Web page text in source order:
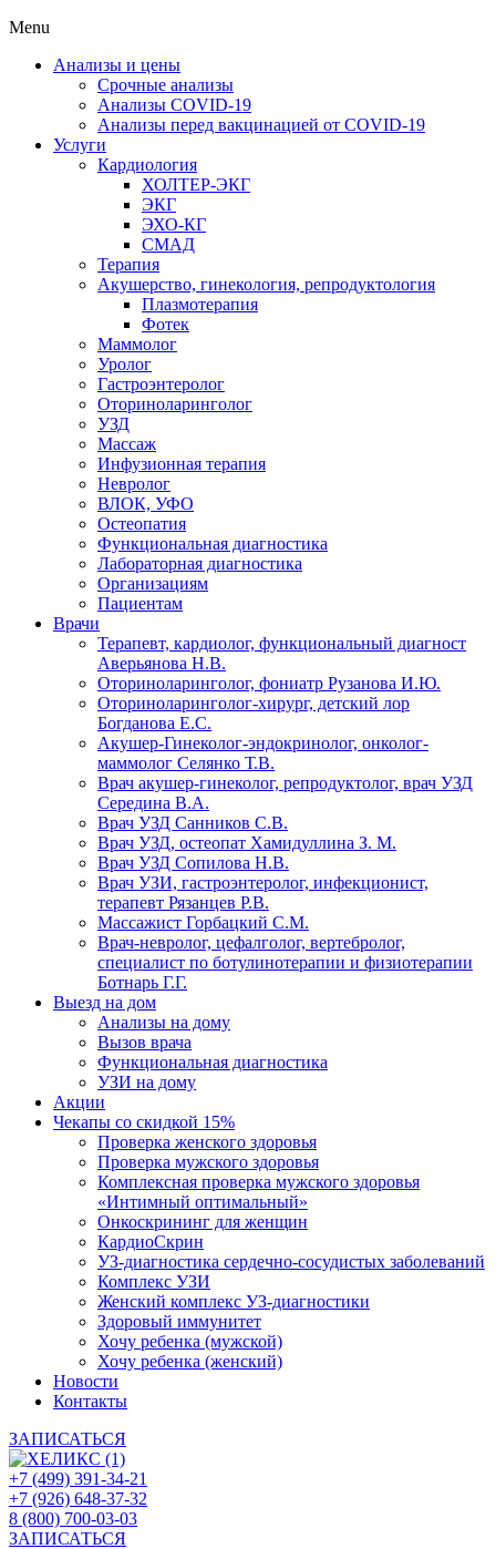
Menu
Анализы и цены
Срочные анализы
Анализы COVID-19
Анализы перед вакцинацией от COVID-19
Услуги
Кардиология
ХОЛТЕР-ЭКГ
ЭКГ
ЭХО-КГ
СМАД
Терапия
Акушерство, гинекология, репродуктология
Плазмотерапия
Фотек
Маммолог
Уролог
Гастроэнтеролог
Оториноларинголог
УЗД
Массаж
Инфузионная терапия
Невролог
ВЛОК, УФО
Остеопатия
Функциональная диагностика
Лабораторная диагностика
Организациям
Пациентам
Врачи
Терапевт, кардиолог, функциональный диагност
Аверьянова Н.В.
Оториноларинголог, фониатр Рузанова И.Ю.
Оториноларинголог-хирург, детский лор
Богданова Е.С.
Акушер-Гинеколог-эндокринолог, онколог-
маммолог Селянко Т.В.
Врач акушер-гинеколог, репродуктолог, врач УЗД
Середина В.А.
Врач УЗД Санников С.В.
Врач УЗД, остеопат Хамидуллина З. М.
Врач УЗД Сопилова Н.В.
Врач УЗИ, гастроэнтеролог, инфекционист,
терапевт Рязанцев Р.В.
Массажист Горбацкий С.М.
Врач-невролог, цефалголог, вертебролог,
специалист по ботулинотерапии и физиотерапии
Ботнарь Г.Г.
Выезд на дом
Анализы на дому
Вызов врача
Функциональная диагностика
УЗИ на дому
Акции
Чекапы со скидкой 15%
Проверка женского здоровья
Проверка мужского здоровья
Комплексная проверка мужского здоровья
«Интимный оптимальный»
Онкоcкрининг для женщин
КардиоСкрин
УЗ-диагностика сердечно-сосудистых заболеваний
Комплекс УЗИ
Женский комплекс УЗ-диагностики
Здоровый иммунитет
Хочу ребенка (мужской)
Хочу ребенка (женский)
Новости
Контакты
ЗАПИСАТЬСЯ
+7 (499) 391-34-21
+7 (926) 648-37-32
8 (800) 700-03-03
ЗАПИСАТЬСЯ